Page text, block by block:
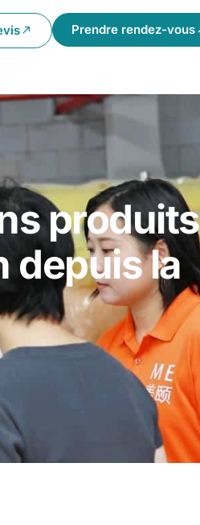
Prendre rendez-vous
produits
depuis la